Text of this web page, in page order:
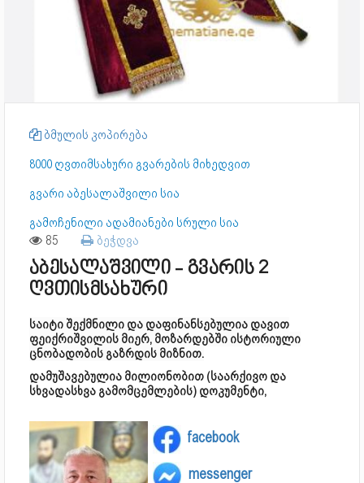
ბმულის კოპირება
8000 ღვთიმსახური გვარების მიხედვით
გვარი აბესალაშვილი სია
გამოჩენილი ადამიანები სრული სია
85 ბეჭდვა
აბესალაშვილი - გვარის 2
ღვთისმსახური
საიტი შექმნილი და დაფინანსებულია დავით
ფეიქრიშვილის მიერ, მოზარდებში ისტორიული
ცნობადობის გაზრდის მიზნით.
დამუშავებულია მილიონობით (საარქივო და
სხვადასხვა გამომცემლების) დოკუმენტი,
facebook
messenger